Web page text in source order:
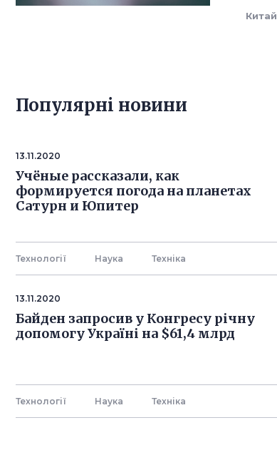
Китай
Популярнi новини
13.11.2020
Учёные рассказали, как
формируется погода на планетах
Сатурн и Юпитер
Технології Наука Технiка
13.11.2020
Байден запросив у Конгресу річну
допомогу Україні на $61,4 млрд
Технології Наука Технiка